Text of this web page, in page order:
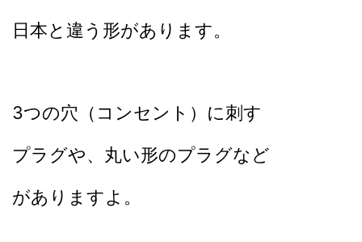
日本と違う形があります。
3つの穴（コンセント）に刺す
プラグや、 丸い形のプラグなど
がありますよ。